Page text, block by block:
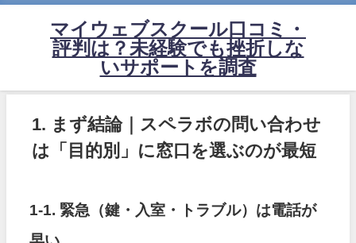
マイウェブスクール口コミ・
評判は？未経験でも挫折しな
いサポートを調査
1. まず結論｜スペラボの問い合わせ
は「目的別」に窓口を選ぶのが最短
1-1. 緊急（鍵・入室・トラブル）は電話が